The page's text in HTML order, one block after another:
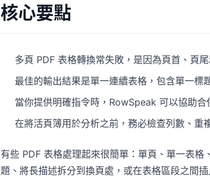
營運
用於追蹤流程、協作、規劃與執行。
銷售
支援銷售管道、目標、預測與營收追蹤。
管理里程碑、負責人、交付與進度。
分析
用於儀表板、KPI 檢視與經營分析。
查看產品文件、設定與使用說
提示詞庫
用於分析、報表與清理的實用
加入討論、提問並向其他使用
快速入門
幫助新使用者與團隊快速上手。
核心要點
多頁 PDF 表格轉換常失敗，是因為頁首、頁
最佳的輸出結果是單一連續表格，包含單一標
當你提供明確指令時，RowSpeak 可以協助合
在將活頁簿用於分析之前，務必檢查列數、重
有些 PDF 表格處理起來很簡單：單頁、單一表
題、將長描述拆分到換頁處，或在表格區段之間插